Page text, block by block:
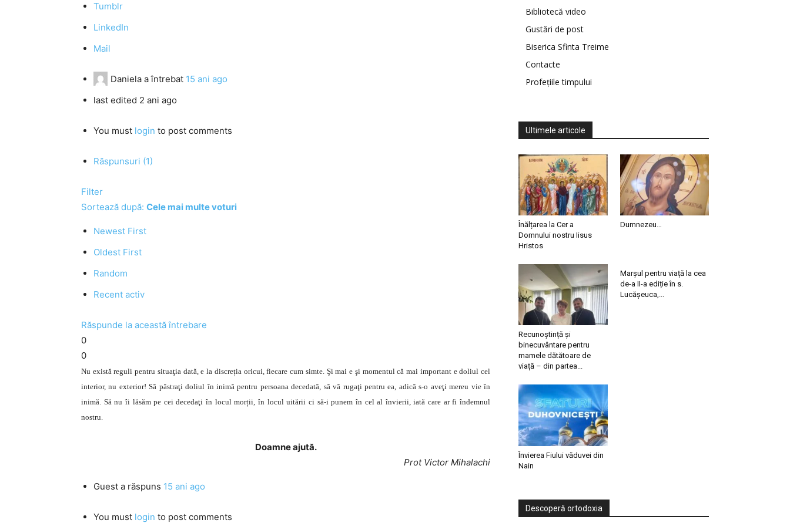
Tumblr
LinkedIn
Mail
Daniela a întrebat 15 ani ago
last edited 2 ani ago
You must login to post comments
Răspunsuri (1)
Filter
Sortează după: Cele mai multe voturi
Newest First
Oldest First
Random
Recent activ
Răspunde la această întrebare
0
0
Nu există reguli pentru situaţia dată, e la discreția oricui, fiecare cum simte. Şi mai e şi momentul că mai important e doliul cel
interior, nu exterior! Să păstraţi doliul în inimă pentru persoana decedată, să vă rugaţi pentru ea, adică s-o aveţi mereu vie în
inimă. Să nu îi lăsăm pe cei decedaţi în locul morții, în locul uitării ci să-i punem în cel al învierii, iată care ar fi îndemnul
nostru.
Doamne ajută.
Prot Victor Mihalachi
Guest a răspuns 15 ani ago
You must login to post comments
Bibliotecă video
Gustări de post
Biserica Sfinta Treime
Contacte
Profețiile timpului
Ultimele articole
Înălțarea la Cer a
Domnului nostru Iisus
Hristos
Dumnezeu…
Recunoștință și
binecuvântare pentru
mamele dătătoare de
viață – din partea...
Marșul pentru viață la cea
de-a II-a ediție în s.
Lucășeuca,...
Învierea Fiului văduvei din
Nain
Descoperă ortodoxia